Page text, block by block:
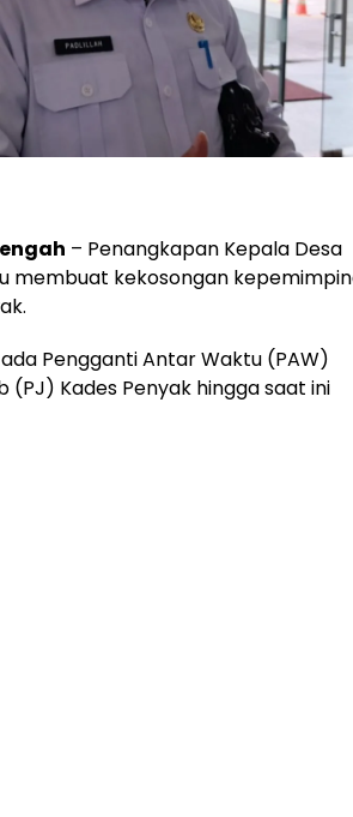
– Penangkapan Kepala Desa
membuat kekosongan
Pengganti Antar Waktu (PAW)
(PJ) Kades Penyak hingga saat ini